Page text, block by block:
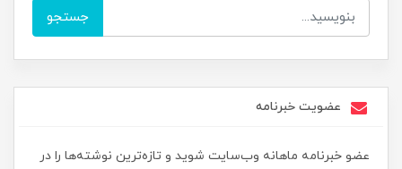
جستجو
عضویت خبرنامه
عضو خبرنامه ماهانه وب‌سایت شوید و تازه‌ترین نوشته‌ها را در